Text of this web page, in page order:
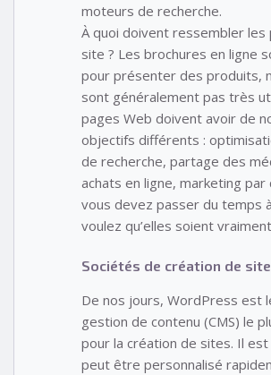
moteurs de recherche.
À quoi doivent ressembler
site ? Les brochures en ligne
pour présenter des produits,
sont généralement pas très
pages Web doivent avoir de
objectifs différents :
de recherche, partage des
achats en ligne, marketing par
vous devez passer du temps
voulez qu’elles soient
Sociétés de création de
De nos jours, WordPress est
gestion de contenu (CMS) le
pour la création de sites. Il
peut être personnalisé